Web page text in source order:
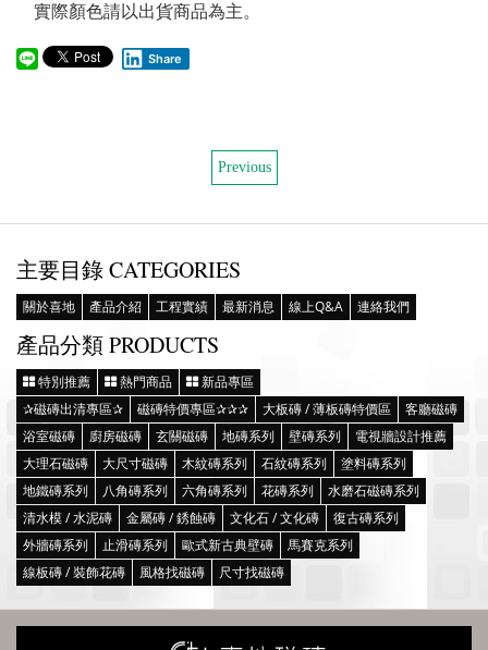
實際顏色請以出貨商品為主。
Share
Previous
主要目錄 CATEGORIES
關於喜地 產品介紹 工程實績 最新消息 線上Q&A 連絡我們
產品分類 PRODUCTS
特別推薦 熱門商品
新品專區
✰磁磚出清專區✰
磁磚特價專區✰✰✰ 大板磚 / 薄板磚特價區
客廳磁磚
浴室磁磚
廚房磁磚 玄關磁磚 地磚系列 壁磚系列
電視牆設計推薦
大理石磁磚
大尺寸磁磚 木紋磚系列 石紋磚系列
塗料磚系列
地鐵磚系列
八角磚系列 六角磚系列 花磚系列
水磨石磁磚系列
清水模 / 水泥磚
金屬磚 / 銹蝕磚 文化石 / 文化磚
復古磚系列
外牆磚系列
止滑磚系列 歐式新古典壁磚
馬賽克系列
線板磚 / 裝飾花磚
風格找磁磚 尺寸找磁磚